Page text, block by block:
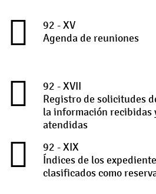
92 - XV
Agenda de reuniones
92 - XVII
Registro de solicitudes
la información recibidas
atendidas
92 - XIX
Índices de los
clasificados como